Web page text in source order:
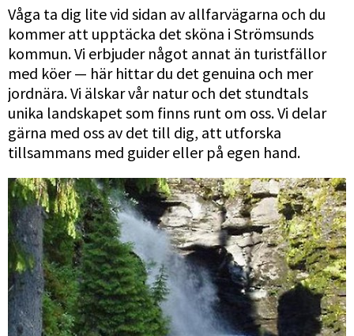
Våga ta dig lite vid sidan av allfarvägarna och du
kommer att upptäcka det sköna i Strömsunds
kommun. Vi erbjuder något annat än turistfällor
med köer — här hittar du det genuina och mer
jordnära. Vi älskar vår natur och det stundtals
unika landskapet som finns runt om oss. Vi delar
gärna med oss av det till dig, att utforska
tillsammans med guider eller på egen hand.